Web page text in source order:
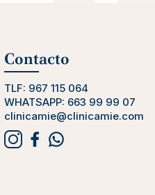
Contacto
TLF: 967 115 064
WHATSAPP: 663 99 99 07
clinicamie@clinicamie.com